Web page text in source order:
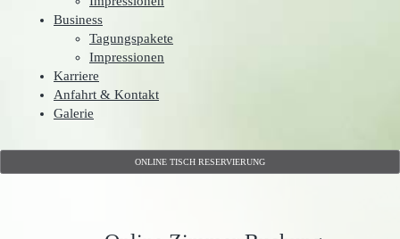
Business
Tagungspakete
Impressionen
Karriere
Anfahrt & Kontakt
Galerie
ONLINE TISCH RESERVIERUNG